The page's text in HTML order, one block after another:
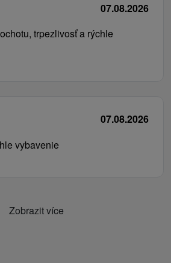
07.08.2026
trpezlivosť a rýchle
07.08.2026
vybavenie
Zobrazit více